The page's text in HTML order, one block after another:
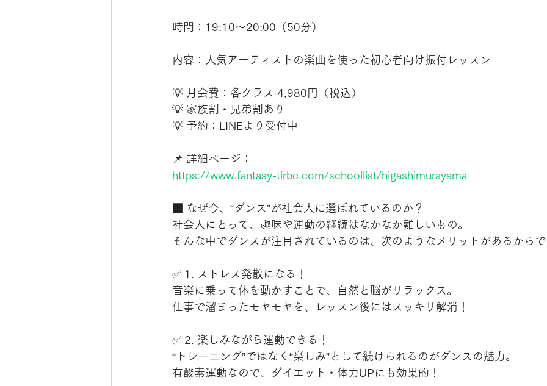
時間：19:10〜20:00（50分）
内容：人気アーティストの楽曲を使った初心者向け振付レッスン
💡 月会費：各クラス 4,980円（税込）
💡 家族割・兄弟割あり
💡 予約：LINEより受付中
📌 詳細ページ：
https://www.fantasy-tirbe.com/schoollist/higashimurayama
■ なぜ今、“ダンス”が社会人に選ばれているのか？
社会人にとって、趣味や運動の継続はなかなか難しいもの。
そんな中でダンスが注目されているのは、次のようなメリットがあるから
✅ 1. ストレス発散になる！
音楽に乗って体を動かすことで、自然と脳がリラックス。
仕事で溜まったモヤモヤを、レッスン後にはスッキリ解消！
✅ 2. 楽しみながら運動できる！
“トレーニング”ではなく“楽しみ”として続けられるのがダンスの魅力。
有酸素運動なので、ダイエット・体力UPにも効果的！